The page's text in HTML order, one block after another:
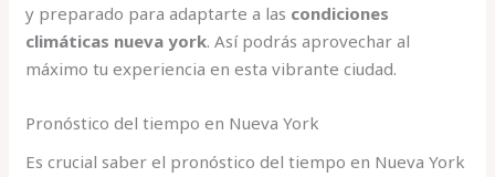
y preparado para adaptarte a las condiciones
climáticas nueva york. Así podrás aprovechar al
máximo tu experiencia en esta vibrante ciudad.
Pronóstico del tiempo en Nueva York
Es crucial saber el pronóstico del tiempo en Nueva York